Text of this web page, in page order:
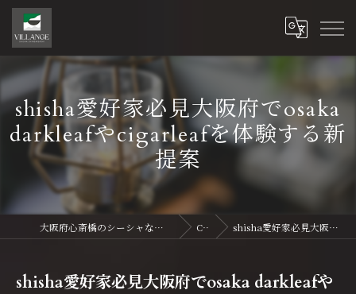
shisha愛好家必見大阪府でosaka
darkleafやcigarleafを体験する新
提案
大阪府心斎橋のシーシャならVillange Shisha Shinsaibasi〜ヴィランジュ シーシャ 心斎橋 Column shisha愛好家必見大阪府でosaka darkleafやcigarleafを体験する新提案
shisha愛好家必見大阪府でosaka darkleafや